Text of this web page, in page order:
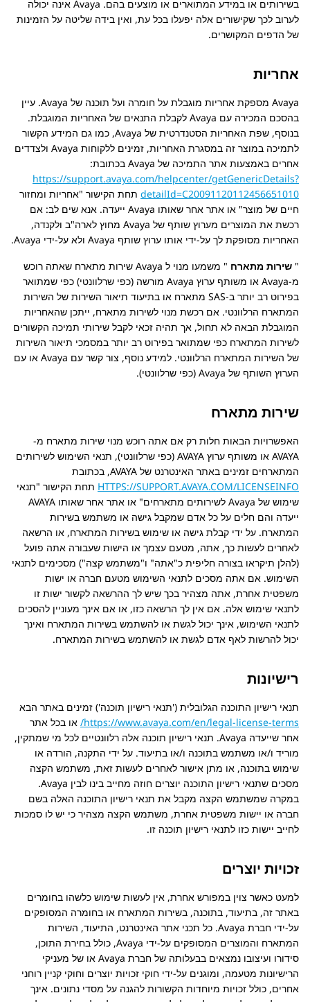
בשירותים או במידע המתוארים או מוצעים בהם. Avaya אינה יכולה
לערוב לכך שקישורים אלה יפעלו בכל עת, ואין בידה שליטה על הזמינות
של הדפים המקושרים.
אחריות
Avaya מספקת אחריות מוגבלת על חומרה ועל תוכנה של Avaya. עיין
בהסכם המכירה עם Avaya לקבלת התנאים של האחריות המוגבלת.
בנוסף, שפת האחריות הסטנדרטית של Avaya, כמו גם המידע הקשור
לתמיכה במוצר זה במסגרת האחריות, זמינים ללקוחות Avaya ולצדדים
אחרים באמצעות אתר התמיכה של Avaya בכתובת:
https://support.avaya.com/helpcenter/getGenericDetails?
detailId=C20091120112456651010 תחת הקישור אחריות ומחזור
חיים של מוצר או אתר אחר שאותו Avaya ייעדה. אנא שים לב: אם
רכשת את המוצרים מערוץ שותף של Avaya מחוץ לארה"ב ולקנדה,
האחריות מסופקת לך על-ידי אותו ערוץ שותף Avaya ולא על-ידי Avaya
.
שירות מתארח
משמעו מנוי ל Avaya שירות מתארח שאתה רוכש
מ-Avaya
או משותף ערוץ Avaya מורשה (כפי שרלוונטי) כפי שמתואר
בפירוט רב יותר ב-SAS מתארח או בתיעוד תיאור השירות של השירות
המתארח הרלוונטי. אם רכשת מנוי לשירות מתארח, ייתכן שהאחריות
המוגבלת הבאה לא תחול, אך תהיה זכאי לקבל שירותי תמיכה הקשורים
לשירות המתארח כפי שמתואר בפירוט רב יותר במסמכי תיאור השירות
של השירות המתארח הרלוונטי. למידע נוסף, צור קשר עם Avaya או עם
הערוץ השותף של Avaya (כפי שרלוונטי).
שירות מתארח
האפשרויות הבאות חלות רק אם אתה רוכש מנוי שירות מתארח מ-
AVAYA או משותף ערוץ AVAYA (כפי שרלוונטי), תנאי השימוש לשירותים
המתארחים זמינים באתר האינטרנט של AVAYA, בכתובת
HTTPS://SUPPORT.AVAYA.COM/LICENSEINFO תחת הקישור תנאי
שימוש של Avaya לשירותים מתארחים
או אתר אחר שאותו AVAYA
ייעדה והם חלים על כל אדם שמקבל גישה או משתמש בשירות
המתארח. על ידי קבלת גישה או שימוש בשירות המתארח, או הרשאה
לאחרים לעשות כך, אתה, מטעם עצמך או הישות שעבורה אתה פועל
(להלן תיקראו בצורה חליפית כ אתה ו משתמש קצה ) מסכימים לתנאי
השימוש. אם אתה מסכים לתנאי השימוש מטעם חברה או ישות
משפטית אחרת, אתה מצהיר בכך שיש לך ההרשאה לקשור ישות זו
לתנאי שימוש אלה. אם אין לך הרשאה כזו, או אם אינך מעוניין להסכים
לתנאי השימוש, אינך יכול לגשת או להשתמש בשירות המתארח ואינך
יכול להרשות לאף אדם לגשת או להשתמש בשירות המתארח.
רישיונות
תנאי רישיון התוכנה הגלובלית ('תנאי רישיון תוכנה') זמינים באתר הבא
https://www.avaya.com/en/legal-license-terms/ או בכל אתר
אחר שייעדה Avaya. תנאי רישיון תוכנה אלה רלוונטיים לכל מי שמתקין,
מוריד ו/או משתמש בתוכנה ו/או בתיעוד. על ידי התקנה, הורדה או
שימוש בתוכנה, או מתן אישור לאחרים לעשות זאת, משתמש הקצה
מסכים שתנאי רישיון התוכנה יוצרים חוזה מחייב בינו לבין Avaya
.
במקרה שמשתמש הקצה מקבל את תנאי רישיון התוכנה האלה בשם
חברה או יישות משפטית אחרת, משתמש הקצה מצהיר כי יש לו סמכות
לחייב יישות כזו לתנאי רישיון תוכנה זו.
זכויות יוצרים
למעט כאשר צוין במפורש אחרת, אין לעשות שימוש כלשהו בחומרים
באתר זה, בתיעוד, בתוכנה, בשירות המתארח או בחומרה המסופקים
על-ידי חברת Avaya. כל תכני אתר האינטרנט, התיעוד, השירות
המתארח והמוצרים המסופקים על-ידי Avaya, כולל בחירת התוכן,
סידורו ועיצובו נמצאים בבעלותה של חברת Avaya או של מעניקי
הרישיונות מטעמה, ומוגנים על-ידי חוקי זכויות יוצרים וחוקי קניין רוחני
אחרים, כולל זכויות מיוחדות הקשורות להגנה על מסדי נתונים. אינך